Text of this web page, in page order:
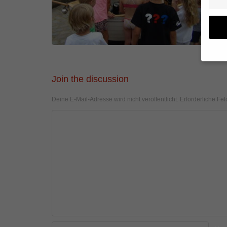
Join the discussion
Deine E-Mail-Adresse wird nicht veröffentlicht. Erforderliche
Wir